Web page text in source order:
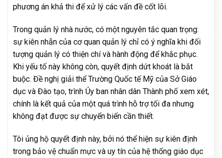
phương án khả thi để xử lý các vấn đề cốt lõi.
Trong quản lý nhà nước, có một nguyên tắc quan trọng:
sự kiên nhẫn của cơ quan quản lý chỉ có ý nghĩa khi đối
tượng quản lý có thiện chí và hành động để khắc phục.
Khi yếu tố này không còn, quyết định dứt khoát là bắt
buộc. Đề nghị giải thể Trường Quốc tế Mỹ của Sở Giáo
dục và Đào tạo, trình Ủy ban nhân dân Thành phố xem xét,
chính là kết quả của một quá trình hỗ trợ tối đa nhưng
không đạt được sự chuyển biến cần thiết.
Tôi ủng hộ quyết định này, bởi nó thể hiện sự kiên định
trong bảo vệ chuẩn mực và uy tín của hệ thống giáo dục